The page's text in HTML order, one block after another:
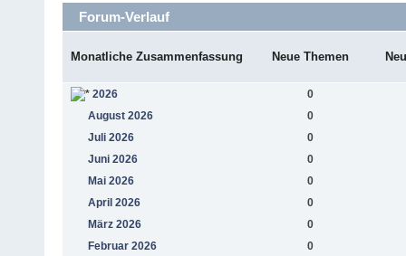
Forum-Verlauf
Monatliche Zusammenfassung Neue Themen
2026
0
August 2026
0
Juli 2026
0
Juni 2026
0
Mai 2026
0
April 2026
0
März 2026
0
Februar 2026
0